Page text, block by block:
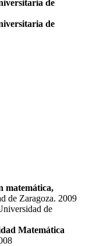
de
de
matemática,
de Zaragoza. 2009
de
Matemática